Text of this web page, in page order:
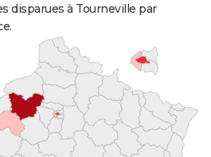
disparues à Tourneville par